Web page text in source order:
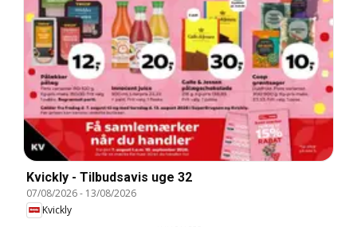
Kvickly - Tilbudsavis uge 32
07/08/2026- 13/08/2026
Kvickly